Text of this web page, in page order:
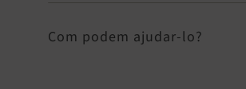
Com podem ajudar-lo?